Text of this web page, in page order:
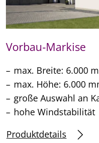
Vorbau-Markise
max. Breite: 6.000
max. Höhe: 6.000
große Auswahl an
hohe Windstabilität
Produktdetails